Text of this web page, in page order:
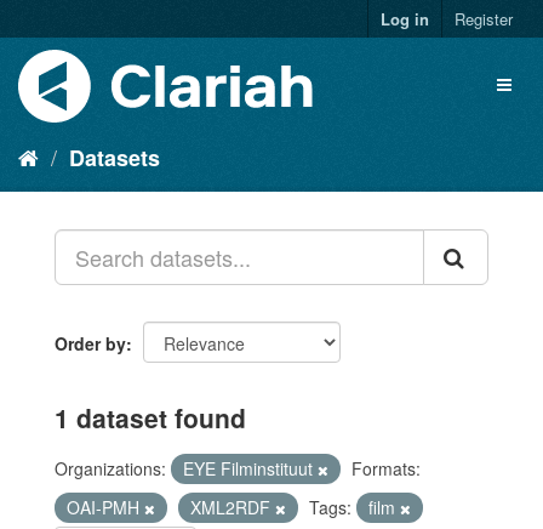
Log in Register
Datasets
Order by
1 dataset found
Organizations: EYE Filminstituut
Formats:
OAI-PMH
XML2RDF Tags:
film